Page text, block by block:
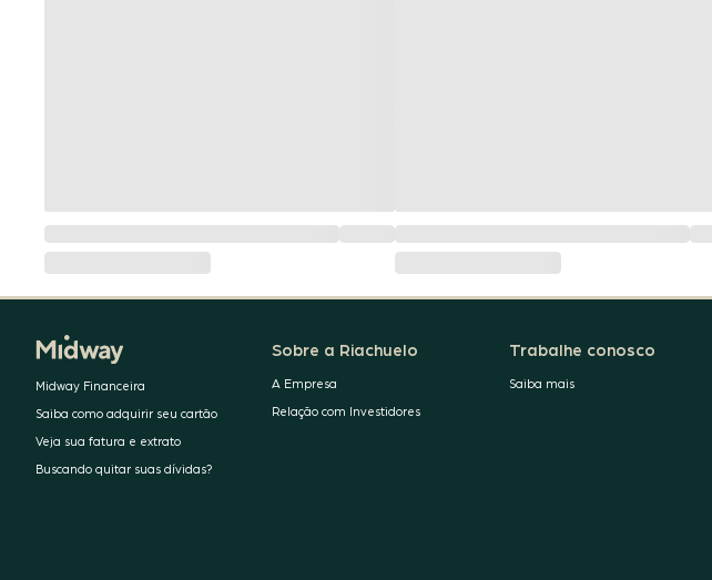
Midway Financeira
Saiba como adquirir seu cartão
Veja sua fatura e extrato
Buscando quitar suas dívidas?
Sobre a Riachuelo
A Empresa
Relação com Investidores
Trabalhe conosco
Saiba mais